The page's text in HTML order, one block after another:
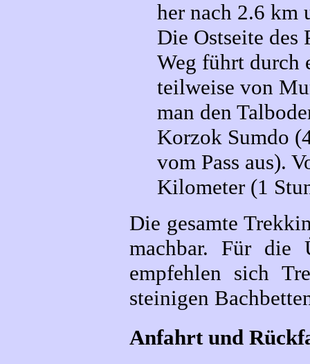
her nach 2.6 km
Die Ostseite des
Weg führt durch
teilweise von
man den
Korzok Sumdo
vom Pass aus).
Kilometer (1
Die gesamte
machbar. Für die
empfehlen sich
steinigen
Anfahrt und